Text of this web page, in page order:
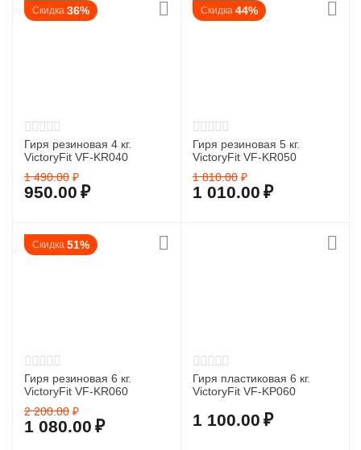
Скидка 36%
Гиря резиновая 4 кг.
VictoryFit VF-KR040
1 490.00 ₽
950.00 ₽
Скидка 44%
Гиря резиновая 5 кг.
VictoryFit VF-KR050
1 810.00 ₽
1 010.00 ₽
Скидка 51%
Гиря резиновая 6 кг.
VictoryFit VF-KR060
2 200.00 ₽
1 080.00 ₽
Гиря пластиковая 6 кг.
VictoryFit VF-KP060
1 100.00 ₽